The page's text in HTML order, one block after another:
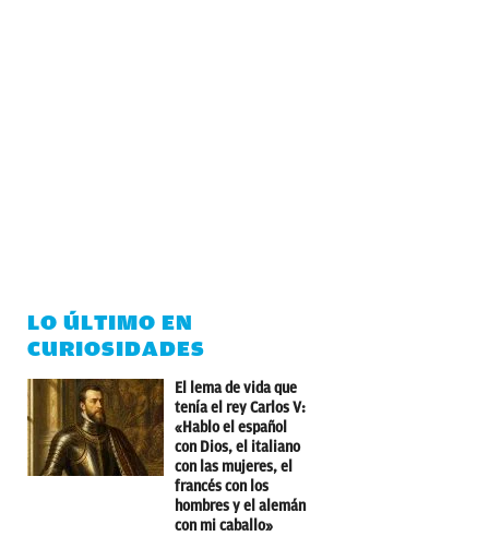
LO ÚLTIMO EN
CURIOSIDADES
El lema de vida que
tenía el rey Carlos V:
«Hablo el español
con Dios, el italiano
con las mujeres, el
francés con los
hombres y el alemán
con mi caballo»